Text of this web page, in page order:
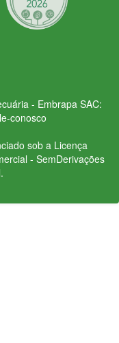
- Embrapa SAC:
conosco
sob a Licença
- SemDerivações